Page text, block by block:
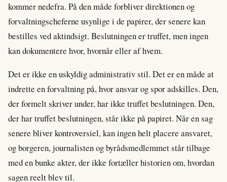
kommer nedefra. På den måde forbliver direktionen og
forvaltningscheferne usynlige i de papirer, der senere kan
bestilles ved aktindsigt. Beslutningen er truffet, men ingen
kan dokumentere hvor, hvornår eller af hvem.
Det er ikke en uskyldig administrativ stil. Det er en måde at
indrette en forvaltning på, hvor ansvar og spor adskilles. Den,
der formelt skriver under, har ikke truffet beslutningen. Den,
der har truffet beslutningen, står ikke på papiret. Når en sag
senere bliver kontroversiel, kan ingen helt placere ansvaret,
og borgeren, journalisten og byrådsmedlemmet står tilbage
med en bunke akter, der ikke fortæller historien om, hvordan
sagen reelt blev til.